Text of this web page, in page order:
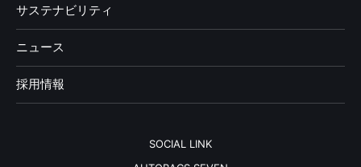
サステナビリティ
ニュース
採用情報
SOCIAL LINK